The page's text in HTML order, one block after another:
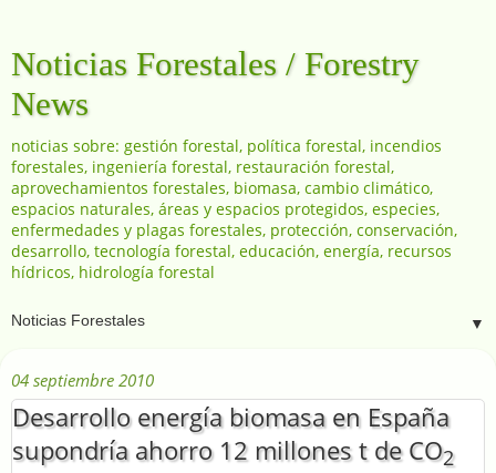
Noticias Forestales / Forestry
News
noticias sobre: gestión forestal, política forestal, incendios
forestales, ingeniería forestal, restauración forestal,
aprovechamientos forestales, biomasa, cambio climático,
espacios naturales, áreas y espacios protegidos, especies,
enfermedades y plagas forestales, protección, conservación,
desarrollo, tecnología forestal, educación, energía, recursos
hídricos, hidrología forestal
▼
04 septiembre 2010
Desarrollo energía biomasa en España
supondría ahorro 12 millones t de CO2